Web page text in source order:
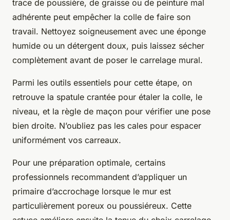
trace de poussière, de graisse ou de peinture mal
adhérente peut empêcher la colle de faire son
travail. Nettoyez soigneusement avec une éponge
humide ou un détergent doux, puis laissez sécher
complètement avant de poser le carrelage mural.
Parmi les outils essentiels pour cette étape, on
retrouve la spatule crantée pour étaler la colle, le
niveau, et la règle de maçon pour vérifier une pose
bien droite. N’oubliez pas les cales pour espacer
uniformément vos carreaux.
Pour une préparation optimale, certains
professionnels recommandent d’appliquer un
primaire d’accrochage lorsque le mur est
particulièrement poreux ou poussiéreux. Cette